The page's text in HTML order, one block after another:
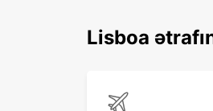
Lisboa